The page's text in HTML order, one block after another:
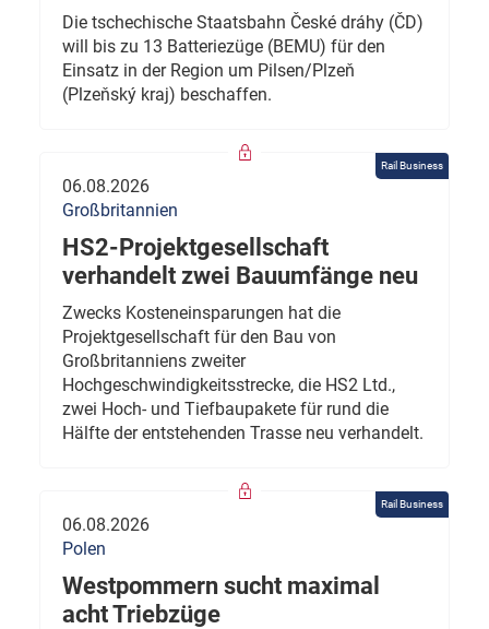
Die tschechische Staatsbahn České dráhy (ČD)
will bis zu 13 Batteriezüge (BEMU) für den
Einsatz in der Region um Pilsen/Plzeň
(Plzeňský kraj) beschaffen.
Rail Business
06.08.2026
Großbritannien
HS2-Projektgesellschaft
verhandelt zwei Bauumfänge neu
Zwecks Kosteneinsparungen hat die
Projektgesellschaft für den Bau von
Großbritanniens zweiter
Hochgeschwindigkeitsstrecke, die HS2 Ltd.,
zwei Hoch- und Tiefbaupakete für rund die
Hälfte der entstehenden Trasse neu verhandelt.
Rail Business
06.08.2026
Polen
Westpommern sucht maximal
acht Triebzüge